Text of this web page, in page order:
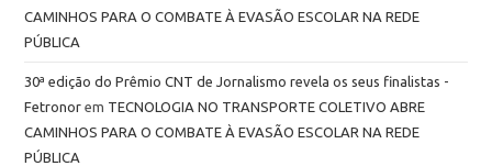
CAMINHOS PARA O COMBATE À EVASÃO ESCOLAR NA REDE
PÚBLICA
30ª edição do Prêmio CNT de Jornalismo revela os seus finalistas -
Fetronor em TECNOLOGIA NO TRANSPORTE COLETIVO ABRE
CAMINHOS PARA O COMBATE À EVASÃO ESCOLAR NA REDE
PÚBLICA